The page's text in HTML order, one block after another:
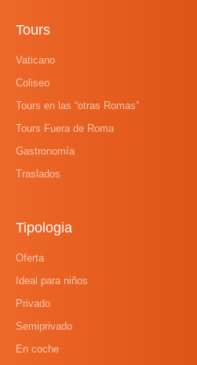
Tours
Vaticano
Coliseo
Tours en las “otras Romas”
Tours Fuera de Roma
Gastronomía
Traslados
Tipologia
Oferta
Ideal para niños
Privado
Semiprivado
En coche